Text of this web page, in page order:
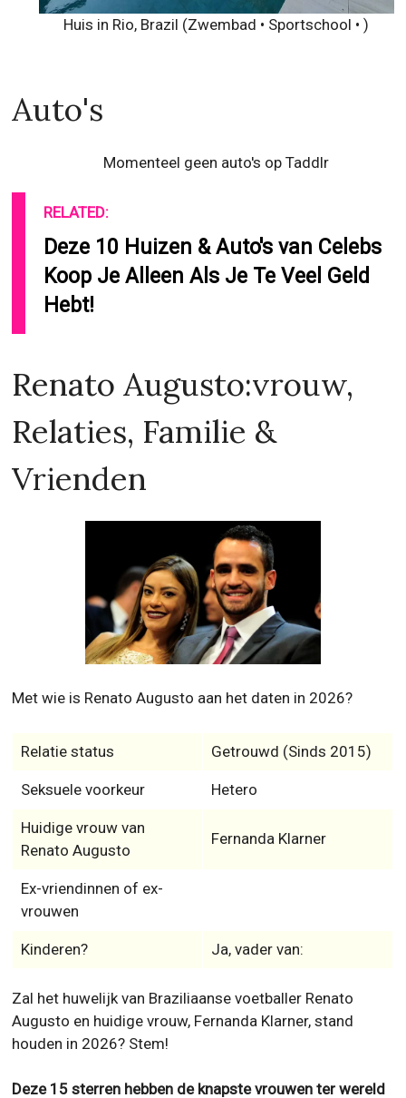
Huis in Rio, Brazil (Zwembad • Sportschool • )
Auto's
Momenteel geen auto's op Taddlr
RELATED:
Deze 10 Huizen & Auto's van Celebs
Koop Je Alleen Als Je Te Veel Geld
Hebt!
Renato Augusto:vrouw,
Relaties, Familie &
Vrienden
Met wie is Renato Augusto aan het daten in 2026?
Relatie status Getrouwd (Sinds 2015)
Seksuele voorkeur Hetero
Huidige vrouw van
Renato Augusto
Fernanda Klarner
Ex-vriendinnen of ex-
vrouwen
Kinderen? Ja, vader van:
Zal het huwelijk van Braziliaanse voetballer Renato
Augusto en huidige vrouw, Fernanda Klarner, stand
houden in 2026? Stem!
Deze 15 sterren hebben de knapste vrouwen ter wereld